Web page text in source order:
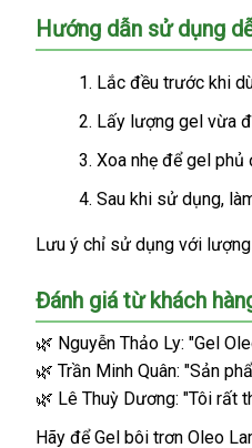
Hướng dẫn sử dụng
Lắc đều trước khi
Lấy lượng gel vừa
Xoa nhẹ để gel phủ
Sau khi sử dụng,
Lưu ý chỉ sử dụng với
Đánh giá từ khách
🌿 Nguyễn Thảo Ly: "Gel
🌿 Trần Minh Quân: "Sản
🌿 Lê Thuỳ Dương: "Tôi rất
Hãy để Gel bôi trơn Oleo